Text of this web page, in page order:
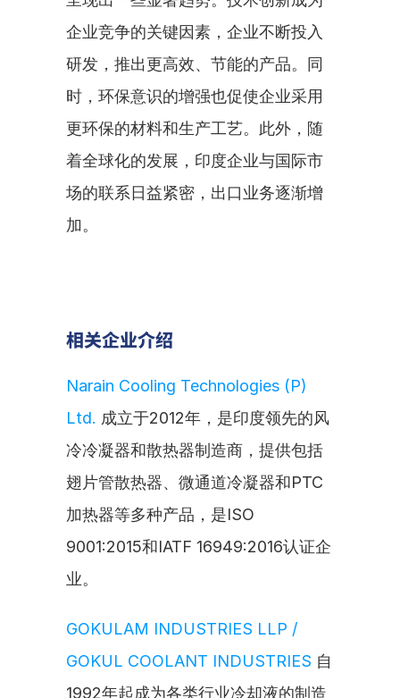
企业竞争的关键因素，企业不断投入
研发，推出更高效、节能的产品。同
时，环保意识的增强也促使企业采用
更环保的材料和生产工艺。此外，随
着全球化的发展，印度企业与国际市
场的联系日益紧密，出口业务逐渐增
加。
相关企业介绍
Narain Cooling Technologies (P)
Ltd. 成立于2012年，是印度领先的风
冷冷凝器和散热器制造商，提供包括
翅片管散热器、微通道冷凝器和PTC
加热器等多种产品，是ISO
9001:2015和IATF 16949:2016认证企
业。
GOKULAM INDUSTRIES LLP /
GOKUL COOLANT INDUSTRIES 自
1992年起成为各类行业冷却液的制造